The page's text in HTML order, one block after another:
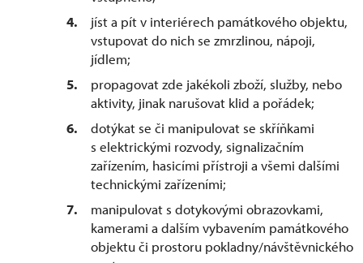
jíst a pít v interiérech památkového objektu,
vstupovat do nich se zmrzlinou, nápoji,
jídlem;
propagovat zde jakékoli zboží, služby, nebo
aktivity, jinak narušovat klid a pořádek;
dotýkat se či manipulovat se skříňkami
s elektrickými rozvody, signalizačním
zařízením, hasicími přístroji a všemi dalšími
technickými zařízeními;
manipulovat s dotykovými obrazovkami,
kamerami a dalším vybavením památkového
objektu či prostoru pokladny/návštěvnického